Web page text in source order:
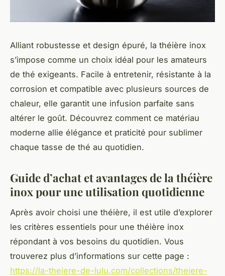
Alliant robustesse et design épuré, la théière inox
s’impose comme un choix idéal pour les amateurs
de thé exigeants. Facile à entretenir, résistante à la
corrosion et compatible avec plusieurs sources de
chaleur, elle garantit une infusion parfaite sans
altérer le goût. Découvrez comment ce matériau
moderne allie élégance et praticité pour sublimer
chaque tasse de thé au quotidien.
Guide d’achat et avantages de la théière
inox pour une utilisation quotidienne
Après avoir choisi une théière, il est utile d’explorer
les critères essentiels pour une théière inox
répondant à vos besoins du quotidien. Vous
trouverez plus d’informations sur cette page :
https://la-theiere-de-lulu.com/collections/theiere-